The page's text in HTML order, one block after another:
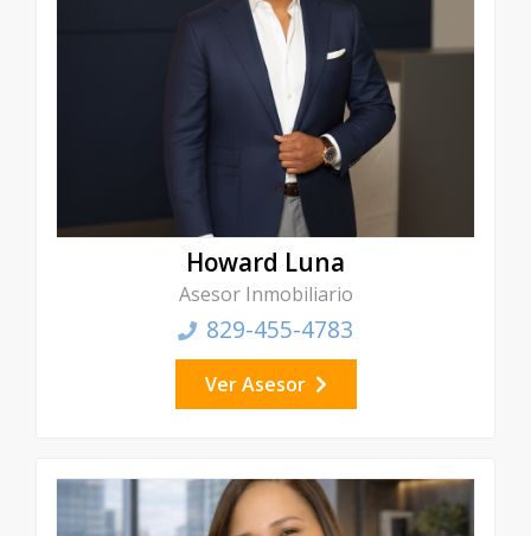
Howard Luna
Asesor Inmobiliario
829-455-4783
Ver Asesor